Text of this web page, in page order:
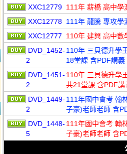
XXC12779 111年 薪橋 高中學
XXC12778 111年 龍騰 專攻學
XXC12777
110年 建興 高中數
DVD_1452-
2
110年 三貝德升學
18堂課 含PDF講
DVD_1451-
2
110年 三貝德升學
共21堂課 含PDF
DVD_1449-
2
111年國中會考 翰
子豪)老師老師 含
DVD_1448-
5
111年國中會考 翰
子豪)老師老師 含